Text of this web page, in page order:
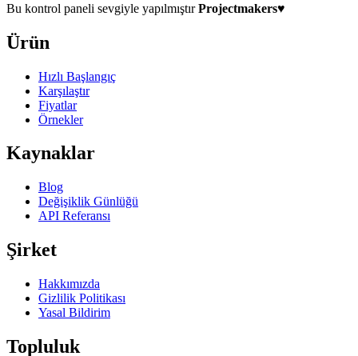
Bu kontrol paneli sevgiyle yapılmıştırProjectmakers♥
Ürün
Hızlı Başlangıç
Karşılaştır
Fiyatlar
Örnekler
Kaynaklar
Blog
Değişiklik Günlüğü
API Referansı
Şirket
Hakkımızda
Gizlilik Politikası
Yasal Bildirim
Topluluk